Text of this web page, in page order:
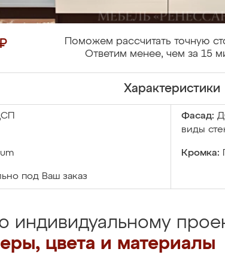
Поможем рассчитать точную
Ответим менее, чем за 15
Характеристики
Фасад:
виды
Кромка:
под Ваш заказ
индивидуальному
цвета и материалы